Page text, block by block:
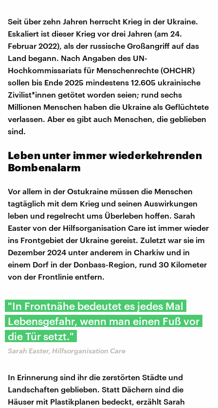
Seit über zehn Jahren herrscht Krieg in der Ukraine.
Eskaliert ist dieser Krieg vor drei Jahren (am 24.
Februar 2022), als der russische Großangriff auf das
Land begann. Nach Angaben des UN-
Hochkommissariats für Menschenrechte (OHCHR)
sollen bis Ende 2025 mindestens 12.605 ukrainische
Zivilist*innen getötet worden seien; rund sechs
Millionen Menschen haben die Ukraine als Geflüchtete
verlassen. Aber es gibt auch Menschen, die geblieben
sind.
Leben unter immer wiederkehrenden
Bombenalarm
Vor allem in der Ostukraine müssen die Menschen
tagtäglich mit dem Krieg und seinen Auswirkungen
leben und regelrecht ums Überleben hoffen. Sarah
Easter von der Hilfsorganisation Care ist immer wieder
ins Frontgebiet der Ukraine gereist. Zuletzt war sie im
Dezember 2024 unter anderem in Charkiw und in
einem Dorf in der Donbass-Region, rund 30 Kilometer
von der Frontlinie entfern.
"In Frontnähe bedeutet es jedes Mal
Lebensgefahr, wenn man einen Fuß vor
die Tür setzt."
Sarah Easter, Hilfsorganisation Care
In Erinnerung sind ihr die zerstörten Städte und
Landschaften geblieben. Statt Dächern sind die
Häuser mit Plastikplanen bedeckt, erzählt Sarah